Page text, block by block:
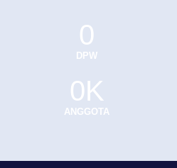
DPW
0
ANGGOTA
0K